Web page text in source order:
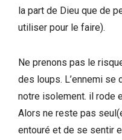
la part de Dieu que de
utiliser pour le faire).
Ne prenons pas le
des loups. L’ennemi
notre isolement. il rode
Alors ne reste pas
entouré et de se sentir